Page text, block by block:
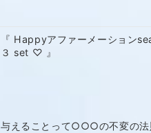
『 Happyアファーメーション
３ set ♡ 』
与えることって○○○の不変の法